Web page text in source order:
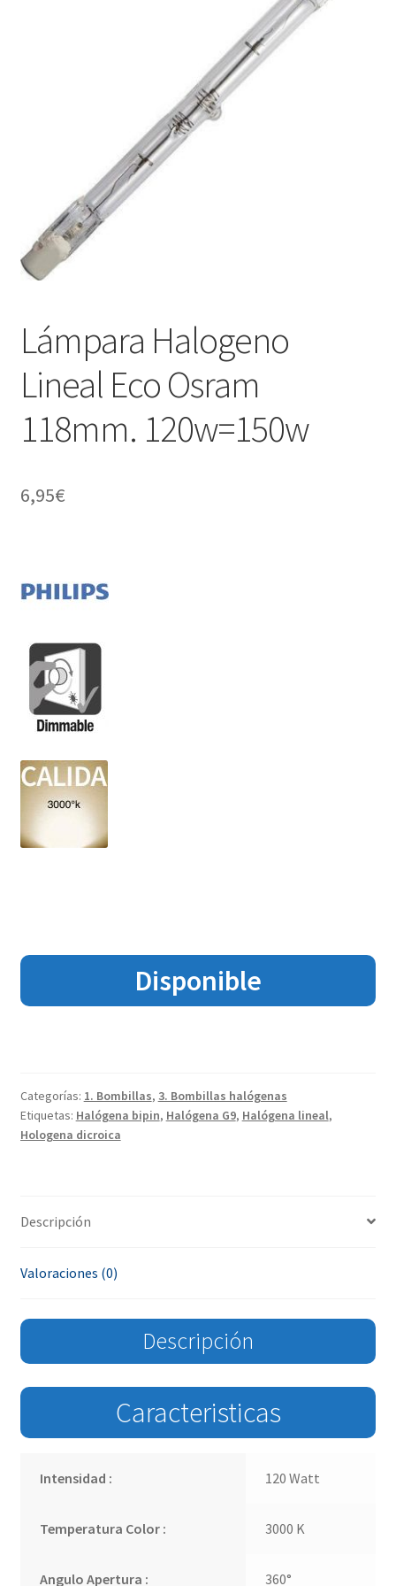
Lámpara Halogeno
Lineal Eco Osram
118mm. 120w=150w
6,95€
Disponible
Categorías: 1. Bombillas, 3. Bombillas halógenas
Etiquetas: Halógena bipin, Halógena G9, Halógena lineal,
Hologena dicroica
Descripción
Valoraciones (0)
Descripción
Caracteristicas
Intensidad : 120 Watt
Temperatura Color : 3000 K
Angulo Apertura : 360°